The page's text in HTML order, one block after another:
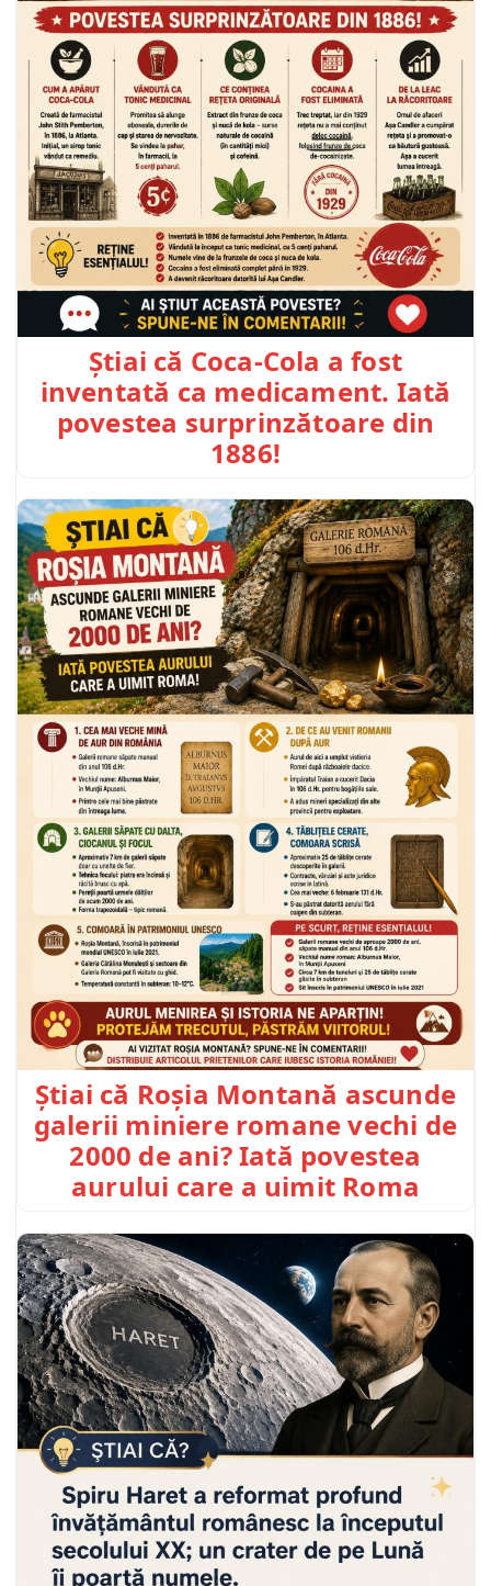
Știai că Coca-Cola a fost
inventată ca medicament. Iată
povestea surprinzătoare din
1886!
Știai că Roșia Montană ascunde
galerii miniere romane vechi de
2000 de ani? Iată povestea
aurului care a uimit Roma